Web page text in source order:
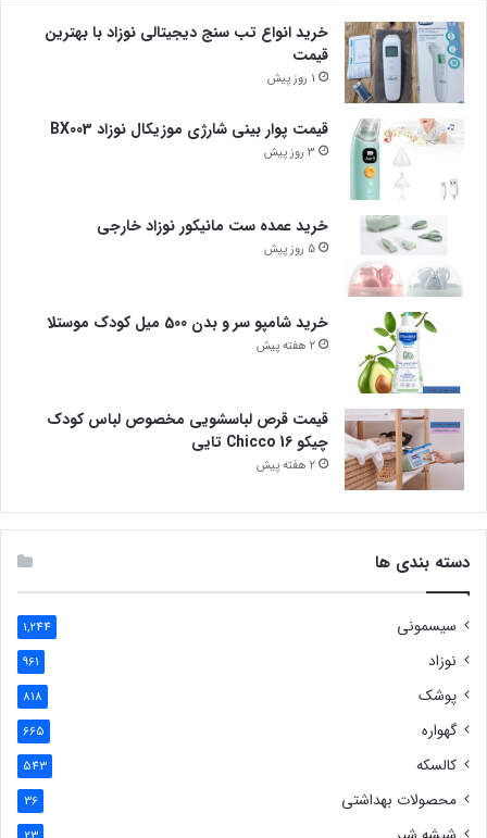
خرید انواع تب سنج دیجیتالی نوزاد با بهترین
قیمت
1 روز پیش
قیمت پوار بینی شارژی موزیکال نوزاد BX003
3 روز پیش
خرید عمده ست مانیکور نوزاد خارجی
5 روز پیش
خرید شامپو سر و بدن 500 میل کودک موستلا
2 هفته پیش
قیمت قرص لباسشویی مخصوص لباس کودک
چیکو Chicco 16 تایی
2 هفته پیش
دسته بندی ها
سیسمونی 1,244
نوزاد 961
پوشک 818
گهواره 665
کالسکه 543
محصولات بهداشتی 36